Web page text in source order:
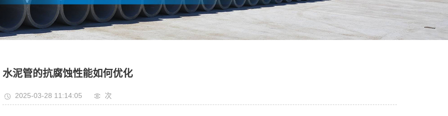
水泥管的抗腐蚀性能如何优化
2025-03-28 11:14:05 次